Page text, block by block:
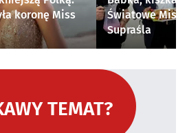
koronę Miss
Światowe
Supraśla
TEMAT?